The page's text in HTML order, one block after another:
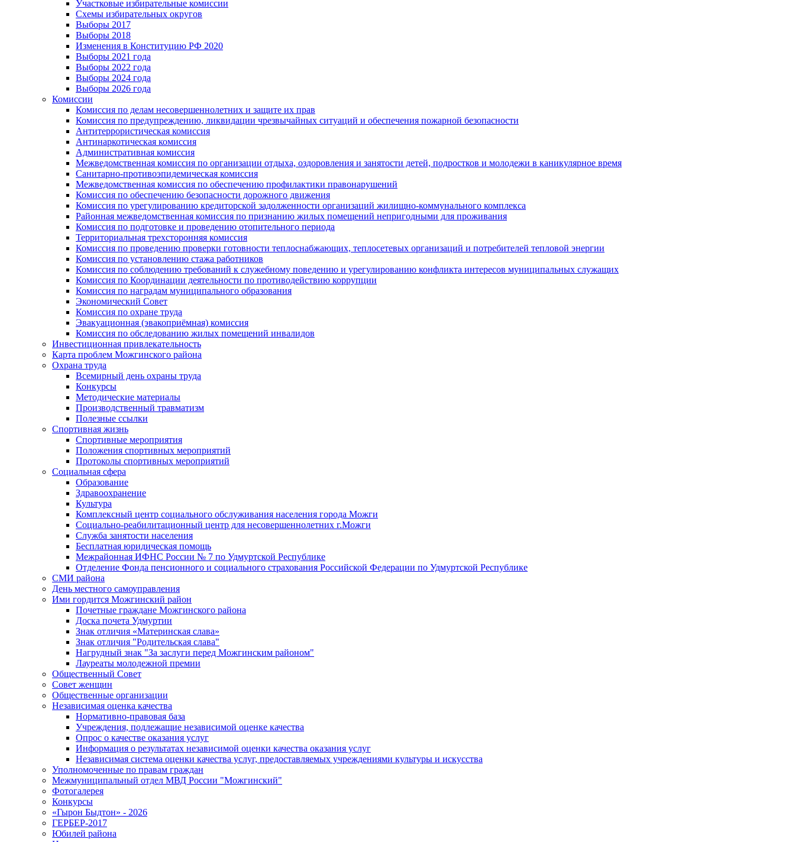
Участковые избирательные комиссии
Схемы избирательных округов
Выборы 2017
Выборы 2018
Изменения в Конституцию РФ 2020
Выборы 2021 года
Выборы 2022 года
Выборы 2024 года
Выборы 2026 года
Комиссии
Комиссия по делам несовершеннолетних и защите их прав
Комиссия по предупреждению, ликвидации чрезвычайных ситуаций и обеспечения пожарной безопасности
Антитеррористическая комиссия
Антинаркотическая комиссия
Административная комиссия
Межведомственная комиссия по организации отдыха, оздоровления и занятости детей, подростков и молодежи в каникулярное время
Санитарно-противоэпидемическая комиссия
Межведомственная комиссия по обеспечению профилактики правонарушений
Комиссия по обеспечению безопасности дорожного движения
Комиссия по урегулированию кредиторской задолженности организаций жилищно-коммунального комплекса
Районная межведомственная комиссия по признанию жилых помещений непригодными для проживания
Комиссия по подготовке и проведению отопительного периода
Территориальная трехсторонняя комиссия
Комиссия по проведению проверки готовности теплоснабжающих, теплосетевых организаций и потребителей тепловой энергии
Комиссия по установлению стажа работников
Комиссия по соблюдению требований к служебному поведению и урегулированию конфликта интересов муниципальных служащих
Комиссия по Координации деятельности по противодействию коррупции
Комиссия по наградам муниципального образования
Экономический Совет
Комиссия по охране труда
Эвакуационная (эвакоприёмная) комиссия
Комиссия по обследованию жилых помещений инвалидов
Инвестиционная привлекательность
Карта проблем Можгинского района
Охрана труда
Всемирный день охраны труда
Конкурсы
Методические материалы
Производственный травматизм
Полезные ссылки
Спортивная жизнь
Спортивные мероприятия
Положения спортивных мероприятий
Протоколы спортивных мероприятий
Социальная сфера
Образование
Здравоохранение
Культура
Комплексный центр социального обслуживания населения города Можги
Социально-реабилитационный центр для несовершеннолетних г.Можги
Служба занятости населения
Бесплатная юридическая помощь
Межрайонная ИФНС России № 7 по Удмуртской Республике
Отделение Фонда пенсионного и социального страхования Российской Федерации по Удмуртской Республике
СМИ района
День местного самоуправления
Ими гордится Можгинский район
Почетные граждане Можгинского района
Доска почета Удмуртии
Знак отличия «Материнская слава»
Знак отличия "Родительская слава"
Нагрудный знак "За заслуги перед Можгинским районом"
Лауреаты молодежной премии
Общественный Совет
Совет женщин
Общественные организации
Независимая оценка качества
Нормативно-правовая база
Учреждения, подлежащие независимой оценке качества
Опрос о качестве оказания услуг
Информация о результатах независимой оценки качества оказания услуг
Независимая система оценки качества услуг, предоставляемых учреждениями культуры и искусства
Уполномоченные по правам граждан
Межмуниципальный отдел МВД России "Можгинский"
Фотогалерея
Конкурсы
«Гырон Быдтон» - 2026
ГЕРБЕР-2017
Юбилей района